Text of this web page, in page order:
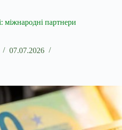
міжнародні партнери
07.07.2026